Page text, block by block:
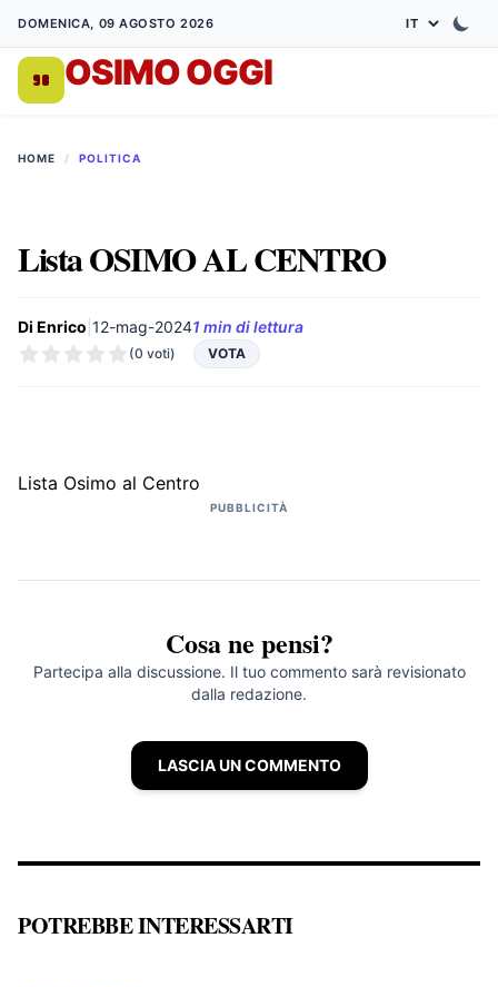
DOMENICA, 09 AGOSTO 2026
OSIMO OGGI
HOME / POLITICA
Lista OSIMO AL CENTRO
Di Enrico 12-mag-20241 min di lettura
(0 voti) VOTA
Lista Osimo al Centro
PUBBLICITÀ
Cosa ne pensi?
Partecipa alla discussione. Il tuo commento sarà revisionato
dalla redazione.
LASCIA UN COMMENTO
POTREBBE INTERESSARTI